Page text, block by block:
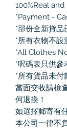
100%Real
*Payment -
*部份全新貨品
*所有衣物不設
*All Clothes
*呎碼表只供參
*所有貨品未付
當面交收請檢
何退換！
如選擇郵寄有
本公司一律不